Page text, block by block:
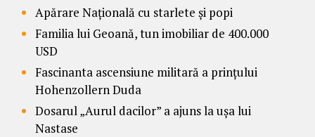
Apărare Națională cu starlete și popi
Familia lui Geoană, tun imobiliar de 400.000
USD
Fascinanta ascensiune militară a prințului
Hohenzollern Duda
Dosarul „Aurul dacilor” a ajuns la ușa lui
Nastase